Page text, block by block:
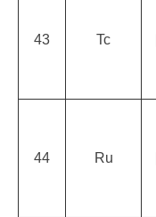
43 Tc
44 Ru